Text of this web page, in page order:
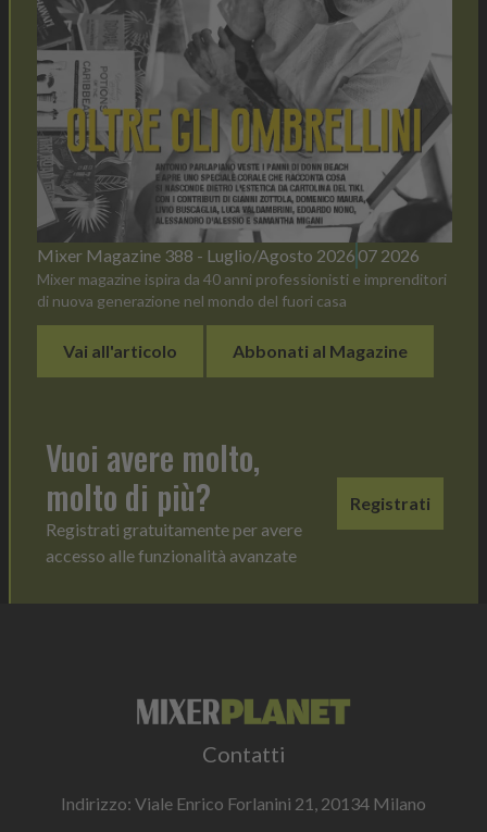
Mixer Magazine 388 - Luglio/Agosto 2026 07 2026
Mixer magazine ispira da 40 anni professionisti e imprenditori
di nuova generazione nel mondo del fuori casa
Vai all'articolo Abbonati al Magazine
Vuoi avere molto,
molto di più?
Registrati gratuitamente per avere
accesso alle funzionalità avanzate
Registrati
Contatti
Indirizzo: Viale Enrico Forlanini 21, 20134 Milano